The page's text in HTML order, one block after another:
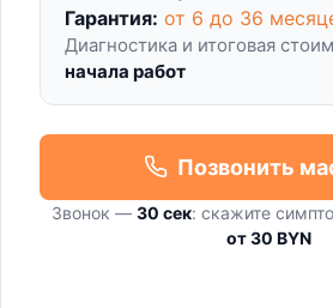
Гарантия: от 6 до 36
Диагностика и итоговая
начала работ
Позвонить
Звонок — 30 сек: скажите
от 30 BYN